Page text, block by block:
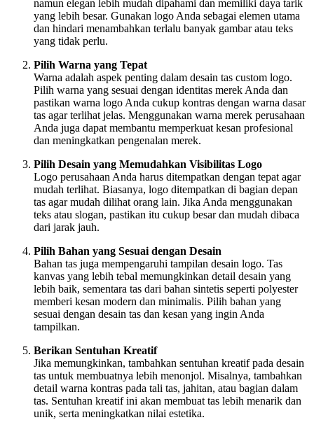
namun elegan lebih mudah dipahami dan memiliki daya tarik
yang lebih besar. Gunakan logo Anda sebagai elemen utama
dan hindari menambahkan terlalu banyak gambar atau teks
yang tidak perlu.
Pilih Warna yang Tepat
Warna adalah aspek penting dalam desain tas custom logo.
Pilih warna yang sesuai dengan identitas merek Anda dan
pastikan warna logo Anda cukup kontras dengan warna dasar
tas agar terlihat jelas. Menggunakan warna merek perusahaan
Anda juga dapat membantu memperkuat kesan profesional
dan meningkatkan pengenalan merek.
Pilih Desain yang Memudahkan Visibilitas Logo
Logo perusahaan Anda harus ditempatkan dengan tepat agar
mudah terlihat. Biasanya, logo ditempatkan di bagian depan
tas agar mudah dilihat orang lain. Jika Anda menggunakan
teks atau slogan, pastikan itu cukup besar dan mudah dibaca
dari jarak jauh.
Pilih Bahan yang Sesuai dengan Desain
Bahan tas juga mempengaruhi tampilan desain logo. Tas
kanvas yang lebih tebal memungkinkan detail desain yang
lebih baik, sementara tas dari bahan sintetis seperti polyester
memberi kesan modern dan minimalis. Pilih bahan yang
sesuai dengan desain tas dan kesan yang ingin Anda
tampilkan.
Berikan Sentuhan Kreatif
Jika memungkinkan, tambahkan sentuhan kreatif pada desain
tas untuk membuatnya lebih menonjol. Misalnya, tambahkan
detail warna kontras pada tali tas, jahitan, atau bagian dalam
tas. Sentuhan kreatif ini akan membuat tas lebih menarik dan
unik, serta meningkatkan nilai estetika.